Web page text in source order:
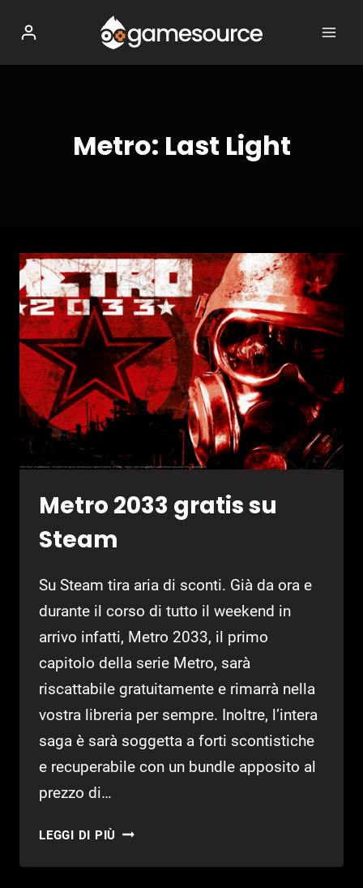
contenuto
Metro: Last Light
Metro 2033 gratis su
Steam
Su Steam tira aria di sconti. Già da ora e
durante il corso di tutto il weekend in
arrivo infatti, Metro 2033, il primo
capitolo della serie Metro, sarà
riscattabile gratuitamente e rimarrà nella
vostra libreria per sempre. Inoltre, l’intera
saga è sarà soggetta a forti scontistiche
e recuperabile con un bundle apposito al
prezzo di…
LEGGI DI PIÙ METRO
GRATIS